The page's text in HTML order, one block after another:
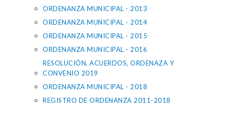
ORDENANZA MUNICIPAL - 2013
ORDENANZA MUNICIPAL - 2014
ORDENANZA MUNICIPAL - 2015
ORDENANZA MUNICIPAL - 2016
RESOLUCIÓN, ACUERDOS, ORDENAZA Y
CONVENIO 2019
ORDENANZA MUNICIPAL - 2018
REGISTRO DE ORDENANZA 2011-2018